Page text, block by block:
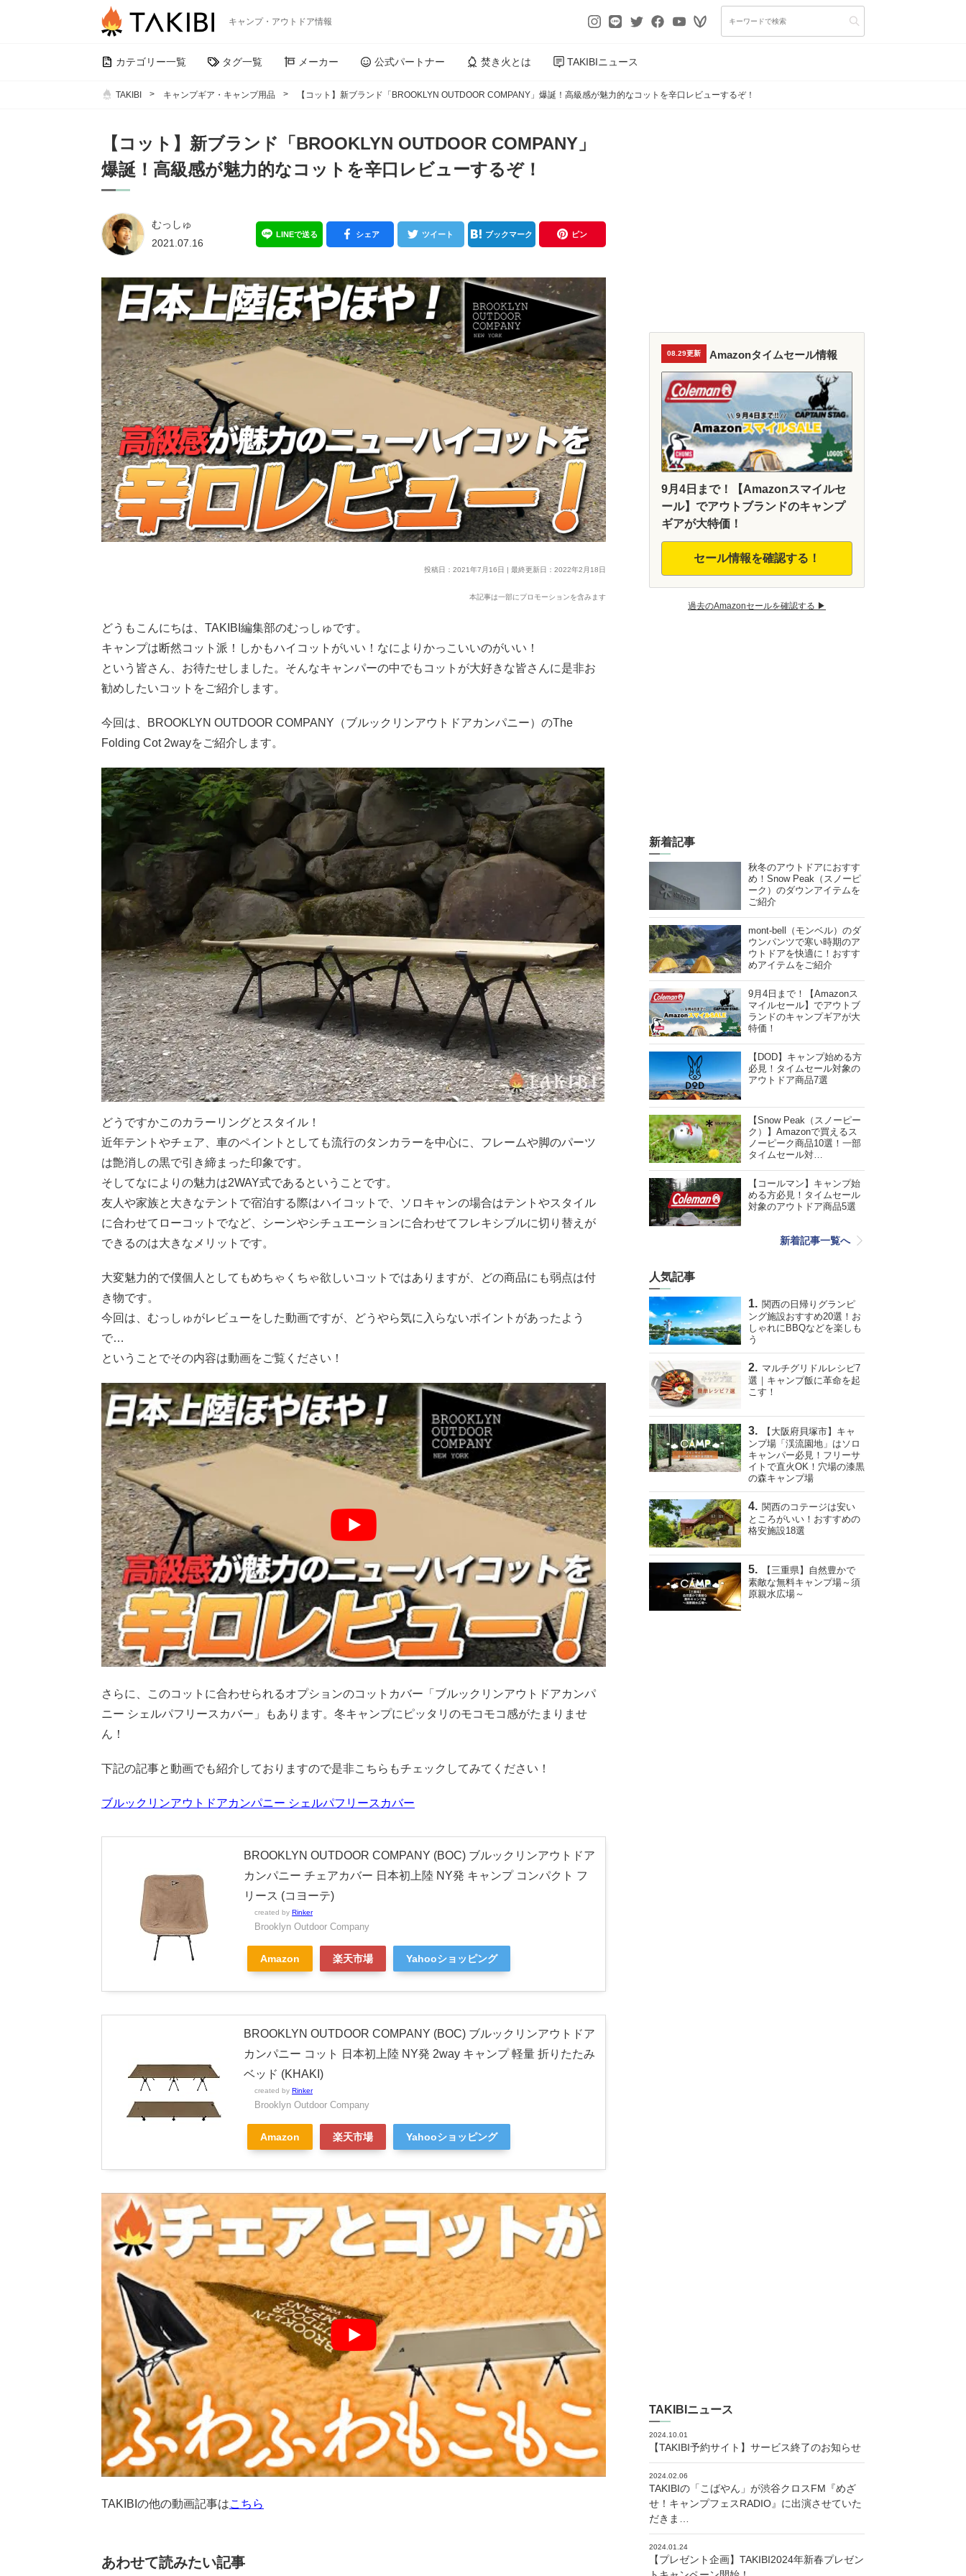
キャンプ・アウトドア情報
カテゴリー一覧 タグ一覧 メーカー 公式パートナー 焚き火とは TAKIBIニュース
TAKIBI キャンプギア・キャンプ用品 【コット】新ブランド「BROOKLYN OUTDOOR COMPANY」爆誕！高級感が魅力的なコットを辛口レビューするぞ！
【コット】新ブランド「BROOKLYN OUTDOOR COMPANY」
爆誕！高級感が魅力的なコットを辛口レビューするぞ！
むっしゅ
2021.07.16
LINEで送る シェア ツイート ブックマーク ピン
投稿日：2021年7月16日 | 最終更新日：2022年2月18日
本記事は一部にプロモーションを含みます
どうもこんにちは、TAKIBI編集部のむっしゅです。
キャンプは断然コット派！しかもハイコットがいい！なによりかっこいいのがいい！
という皆さん、お待たせしました。そんなキャンパーの中でもコットが大好きな皆さんに是非お
勧めしたいコットをご紹介します。
今回は、BROOKLYN OUTDOOR COMPANY（ブルックリンアウトドアカンパニー）のThe
Folding Cot 2wayをご紹介します。
どうですかこのカラーリングとスタイル！
近年テントやチェア、車のペイントとしても流行のタンカラーを中心に、フレームや脚のパーツ
は艶消しの黒で引き締まった印象です。
そしてなによりの魅力は2WAY式であるということです。
友人や家族と大きなテントで宿泊する際はハイコットで、ソロキャンの場合はテントやスタイル
に合わせてローコットでなど、シーンやシチュエーションに合わせてフレキシブルに切り替えが
できるのは大きなメリットです。
大変魅力的で僕個人としてもめちゃくちゃ欲しいコットではありますが、どの商品にも弱点は付
き物です。
今回は、むっしゅがレビューをした動画ですが、どうやら気に入らないポイントがあったよう
で…
ということでその内容は動画をご覧ください！
さらに、このコットに合わせられるオプションのコットカバー「ブルックリンアウトドアカンパ
ニー シェルパフリースカバー」もあります。冬キャンプにピッタリのモコモコ感がたまりませ
ん！
下記の記事と動画でも紹介しておりますので是非こちらもチェックしてみてください！
ブルックリンアウトドアカンパニー シェルパフリースカバー
BROOKLYN OUTDOOR COMPANY (BOC) ブルックリンアウトドア
カンパニー チェアカバー 日本初上陸 NY発 キャンプ コンパクト フ
リース (コヨーテ)
created by Rinker
Brooklyn Outdoor Company
Amazon 楽天市場 Yahooショッピング
BROOKLYN OUTDOOR COMPANY (BOC) ブルックリンアウトドア
カンパニー コット 日本初上陸 NY発 2way キャンプ 軽量 折りたたみ
ベッド (KHAKI)
created by Rinker
Brooklyn Outdoor Company
Amazon 楽天市場 Yahooショッピング
TAKIBIの他の動画記事はこちら
あわせて読みたい記事
08.29更新 Amazonタイムセール情報
9月4日まで！【Amazonスマイルセ
ール】でアウトブランドのキャンプ
ギアが大特価！
セール情報を確認する！
過去のAmazonセールを確認する ▶︎
新着記事
秋冬のアウトドアにおすす
め！Snow Peak（スノーピ
ーク）のダウンアイテムを
ご紹介
mont-bell（モンベル）のダ
ウンパンツで寒い時期のア
ウトドアを快適に！おすす
めアイテムをご紹介
9月4日まで！【Amazonス
マイルセール】でアウトブ
ランドのキャンプギアが大
特価！
【DOD】キャンプ始める方
必見！タイムセール対象の
アウトドア商品7選
【Snow Peak（スノーピー
ク）】Amazonで買えるス
ノーピーク商品10選！一部
タイムセール対…
【コールマン】キャンプ始
める方必見！タイムセール
対象のアウトドア商品5選
新着記事一覧へ
人気記事
関西の日帰りグランピ
ング施設おすすめ20選！お
しゃれにBBQなどを楽しも
う
マルチグリドルレシピ7
選｜キャンプ飯に革命を起
こす！
【大阪府貝塚市】キャ
ンプ場「渓流園地」はソロ
キャンパー必見！フリーサ
イトで直火OK！穴場の漆黒
の森キャンプ場
関西のコテージは安い
ところがいい！おすすめの
格安施設18選
【三重県】自然豊かで
素敵な無料キャンプ場～須
原親水広場～
TAKIBIニュース
2024.10.01
【TAKIBI予約サイト】サービス終了のお知らせ
2024.02.06
TAKIBIの「こばやん」が渋谷クロスFM『めざ
せ！キャンプフェスRADIO』に出演させていた
だきま…
2024.01.24
【プレゼント企画】TAKIBI2024年新春プレゼン